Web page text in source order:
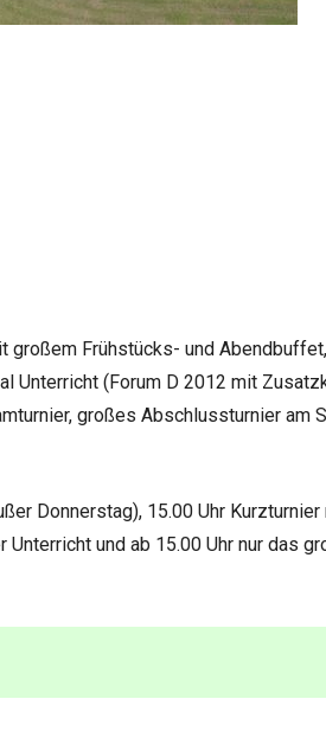
Frühstücks- und
Unterricht (Forum D 2012 mit
großes Abschlussturnier
Donnerstag), 15.00 Uhr
und ab 15.00 Uhr nur das